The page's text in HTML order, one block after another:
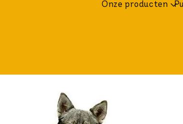
Overslaan en naar de
Onze producten